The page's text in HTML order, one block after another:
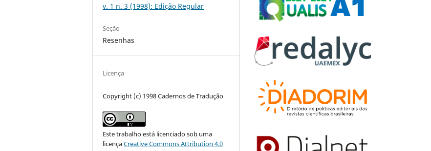
v. 1 n. 3 (1998): Edição Regular
Seção
Resenhas
Licença
Copyright (c) 1998 Cadernos de Tradução
Este trabalho está licenciado sob uma
licençaCreative Commons Attribution 4.0